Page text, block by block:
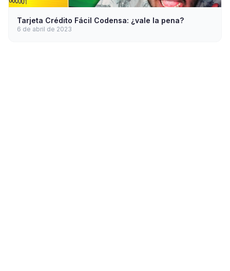
Tarjeta Crédito Fácil Codensa: ¿vale la pena?
6 de abril de 2023